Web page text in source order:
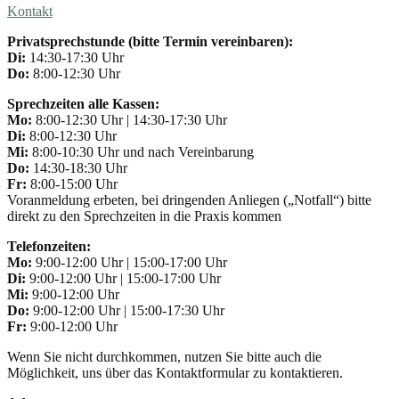
Kontakt
Privatsprechstunde (bitte Termin vereinbaren):
Di: 14:30-17:30 Uhr
Do: 8:00-12:30 Uhr
Sprechzeiten alle Kassen:
Mo: 8:00-12:30 Uhr | 14:30-17:30 Uhr
Di: 8:00-12:30 Uhr
Mi: 8:00-10:30 Uhr und nach Vereinbarung
Do: 14:30-18:30 Uhr
Fr: 8:00-15:00 Uhr
Voranmeldung erbeten, bei dringenden Anliegen („Notfall“) bitte
direkt zu den Sprechzeiten in die Praxis kommen
Telefonzeiten:
Mo: 9:00-12:00 Uhr | 15:00-17:00 Uhr
Di: 9:00-12:00 Uhr | 15:00-17:00 Uhr
Mi: 9:00-12:00 Uhr
Do: 9:00-12:00 Uhr | 15:00-17:30 Uhr
Fr: 9:00-12:00 Uhr
Wenn Sie nicht durchkommen, nutzen Sie bitte auch die
Möglichkeit, uns über das Kontaktformular zu kontaktieren.